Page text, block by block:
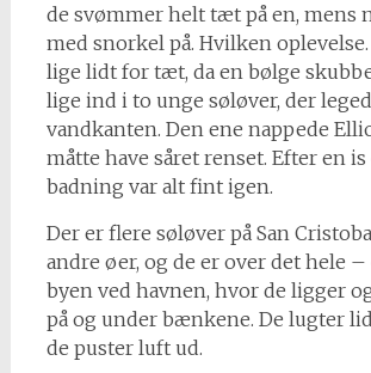
de svømmer helt tæt på en, mens
med snorkel på. Hvilken
lige lidt for tæt, da en bølge
lige ind i to unge søløver, der
vandkanten. Den ene nappede
måtte have såret renset. Efter en
badning var alt fint igen.
Der er flere søløver på San
andre øer, og de er over det hele –
byen ved havnen, hvor de ligger
på og under bænkene. De lugter
de puster luft ud.